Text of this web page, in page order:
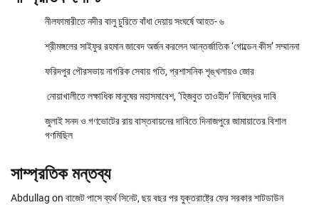
নীলফামারীতে নদীর বালু চুরিতে বাঁধা দেয়ায় সংঘর্ষে আহত- ৬
শ্রীমঙ্গলের সাইফুর রহমান জাবেদ অর্জন করলেন আন্তর্জাতিক ‘গোল্ডেন কীস’ সম্মাননা
ফরিদপুর পৌরসভায় নাগরিক সেবায় গতি, প্রশাসনিক শৃঙ্খলায়ও জোর
নোয়াখালীতে লক্ষাধিক মানুষের মহাসমাবেশ, ‘হিজবুত তাওহীদ’ নিষিদ্ধের দাবি
জুলাই সনদ ও গণভোটের রায় বাস্তবায়নের দাবিতে দিনাজপুরে জামায়াতের বিশাল
গণমিছিল
সাম্প্রতিক মন্তব্য
Abdullag on বাজেট পাসে ব্যর্থ সিনেট, ছয় বছর পর যুক্তরাষ্ট্রে ফের সরকার শাটডাউন